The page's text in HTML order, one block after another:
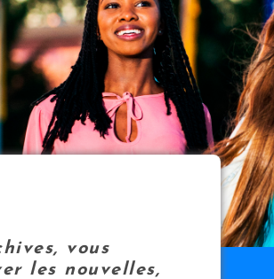
vous
les nouvelles,